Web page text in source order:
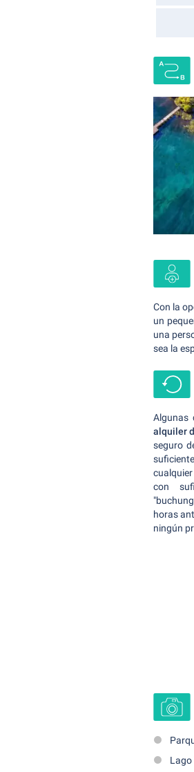
Con la
un
una
sea la
Algunas
alquiler
seguro
con
horas
ningún
Lago